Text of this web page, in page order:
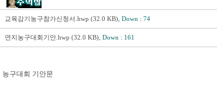
교육감기농구참가신청서.hwp (32.0 KB), Down : 74
연지농구대회기안.hwp (32.0 KB), Down : 161
농구대회 기안문